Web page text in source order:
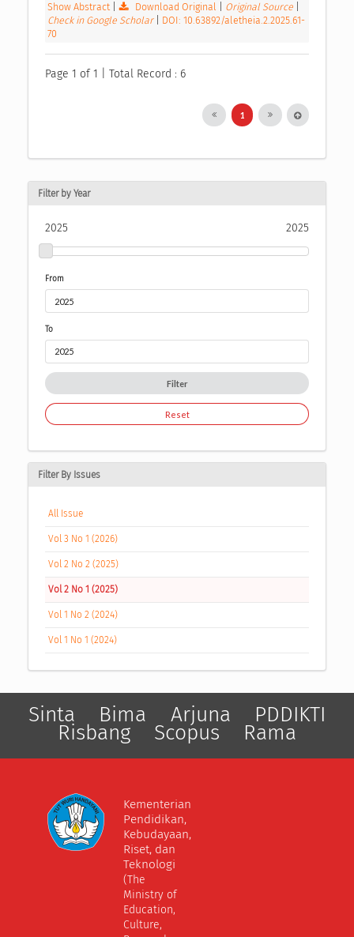
Show Abstract| Download Original Original Source
Check in Google Scholar
DOI: 10.63892/aletheia.2.2025.61-
70
Page 1 of 1 | Total Record : 6
1
Filter by Year
2025 2025
From
To
Filter
Reset
Filter By Issues
All Issue
Vol 3 No 1 (2026)
Vol 2 No 2 (2025)
Vol 2 No 1 (2025)
Vol 1 No 2 (2024)
Vol 1 No 1 (2024)
Sinta Bima Arjuna PDDIKTI
Risbang Scopus Rama
Kementerian
Pendidikan,
Kebudayaan,
Riset, dan
Teknologi
(The
Ministry of
Education,
Culture,